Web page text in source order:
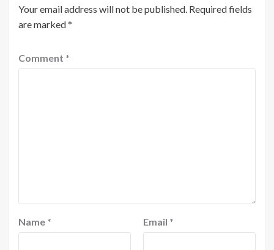
Your email address will not be published. Required fields
are marked*
Comment *
Name * Email *